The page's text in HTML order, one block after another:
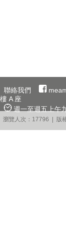
聯絡我們
樓 A 座
週一至週五上午
瀏覽人次：17796 | 版